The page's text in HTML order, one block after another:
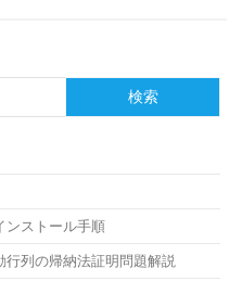
検索
ンストール手順
行列の帰納法証明問題解説